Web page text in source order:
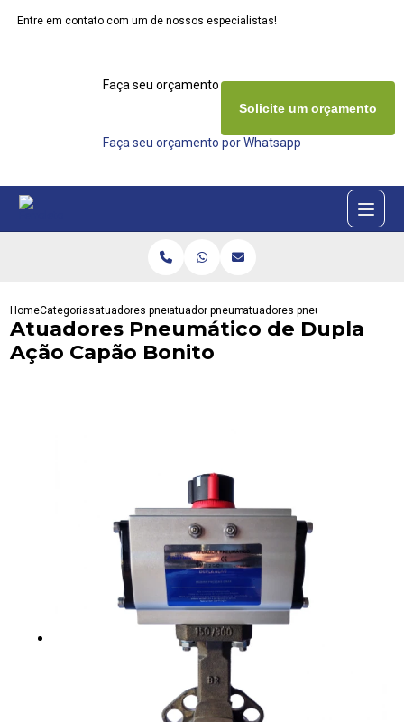
Entre em contato com um de nossos especialistas!
Faça seu orçamento agora mesmo
Faça seu orçamento por Whatsapp
Solicite um orçamento
HomeCategoriasatuadores pneumaticosatuador pneumatico actregatuadores pneumatico de
Atuadores Pneumático de Dupla
Ação Capão Bonito